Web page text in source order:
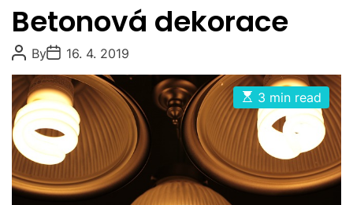
e
g
o
r
i
e
s
Betonová dekorace
P
o
s
t
A
u
t
h
o
r
ByP
o
s
t
D
a
t
e
16. 4. 2019
E
s
t
i
m
t
e
d
3 min read